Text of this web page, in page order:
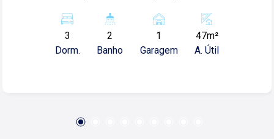
VALOR DA LOCAÇÃO INCLUSO CONDOMÍNIO *
3
Dorm.
2
Banho
1
Garagem
47m²
A. Útil